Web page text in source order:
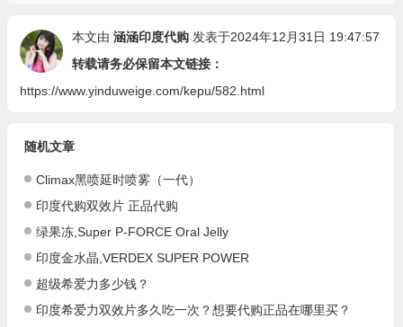
本文由 涵涵印度代购 发表于2024年12月31日 19:47:57
转载请务必保留本文链接：
https://www.yinduweige.com/kepu/582.html
随机文章
Climax黑喷延时喷雾（一代）
印度代购双效片 正品代购
绿果冻,Super P-FORCE Oral Jelly
印度金水晶,VERDEX SUPER POWER
超级希爱力多少钱？
印度希爱力双效片多久吃一次？想要代购正品在哪里买？